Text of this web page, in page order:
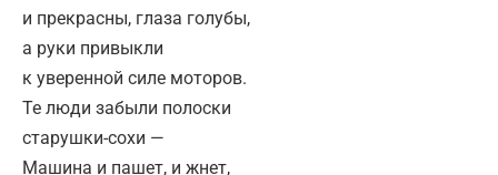
и прекрасны, глаза голубы,
а руки привыкли
к уверенной силе моторов.
Те люди забыли полоски
старушки-сохи —
Машина и пашет, и жнет,